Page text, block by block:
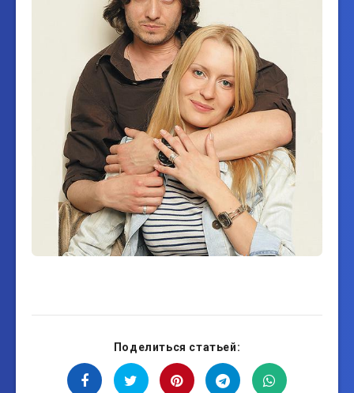
Поделиться статьей: